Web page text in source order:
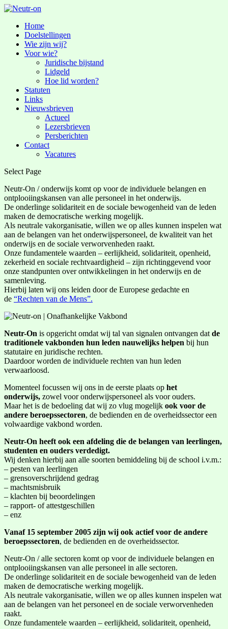
Home
Doelstellingen
Wie zijn wij?
Voor wie?
Juridische bijstand
Lidgeld
Hoe lid worden?
Statuten
Links
Nieuwsbrieven
Actueel
Lezersbrieven
Persberichten
Contact
Vacatures
Select Page
Neutr-On / onderwijs komt op voor de individuele belangen en
ontplooiingskansen van alle personeel in het onderwijs.
De onderlinge solidariteit en de sociale bewogenheid van de leden
maken de democratische werking mogelijk.
Als neutrale vakorganisatie, willen we op alles kunnen inspelen wat
aan de belangen van het onderwijspersoneel, de kwaliteit van het
onderwijs en de sociale verworvenheden raakt.
Onze fundamentele waarden – eerlijkheid, solidariteit, openheid,
zekerheid en sociale rechtvaardigheid – zijn richtinggevend voor
onze standpunten over ontwikkelingen in het onderwijs en de
samenleving.
Hierbij laten wij ons leiden door de Europese gedachte en
de “Rechten van de Mens”.
Neutr-On is opgericht omdat wij tal van signalen ontvangen dat de
traditionele vakbonden hun leden nauwelijks helpen bij hun
statutaire en juridische rechten.
Daardoor worden de individuele rechten van hun leden
verwaarloosd.
Momenteel focussen wij ons in de eerste plaats op het
onderwijs, zowel voor onderwijspersoneel als voor ouders.
Maar het is de bedoeling dat wij zo vlug mogelijk ook voor de
andere beroepssectoren, de bedienden en de overheidssector een
volwaardige vakbond worden.
Neutr-On heeft ook een afdeling die de belangen van leerlingen,
studenten en ouders verdedigt.
Wij denken hierbij aan alle soorten bemiddeling bij de school i.v.m.:
– pesten van leerlingen
– grensoverschrijdend gedrag
– machtsmisbruik
– klachten bij beoordelingen
– rapport- of attestgeschillen
– enz
Vanaf 15 september 2005 zijn wij ook actief voor de andere
beroepssectoren, de bedienden en de overheidssector.
Neutr-On / alle sectoren komt op voor de individuele belangen en
ontplooiingskansen van alle personeel in alle sectoren.
De onderlinge solidariteit en de sociale bewogenheid van de leden
maken de democratische werking mogelijk.
Als neutrale vakorganisatie, willen we op alles kunnen inspelen wat
aan de belangen van het personeel en de sociale verworvenheden
raakt.
Onze fundamentele waarden – eerlijkheid, solidariteit, openheid,